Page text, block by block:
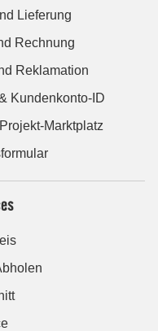
Lieferung
Rechnung
Reklamation
Kundenkonto-ID
Marktplatz